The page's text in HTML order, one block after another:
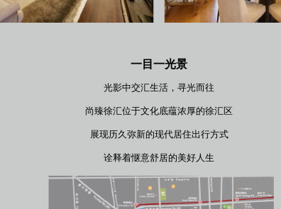
一目一光景
光影中交汇生活，寻光而往
尚臻徐汇位于文化底蕴浓厚的徐汇区
展现历久弥新的现代居住出行方式
诠释着惬意舒居的美好人生